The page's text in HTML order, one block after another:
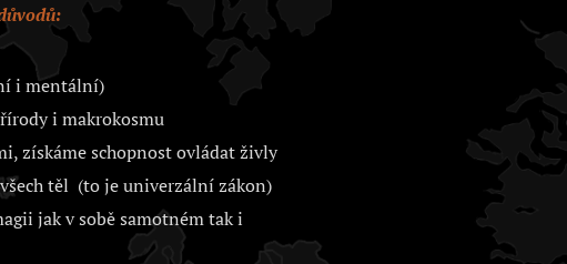
i mentální)
i makrokosmu
získáme schopnost ovládat živly
těl (to je univerzální zákon)
jak v sobě samotném tak i